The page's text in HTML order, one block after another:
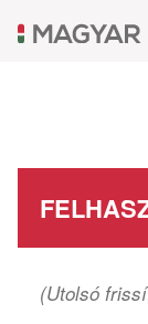
(Utolsó